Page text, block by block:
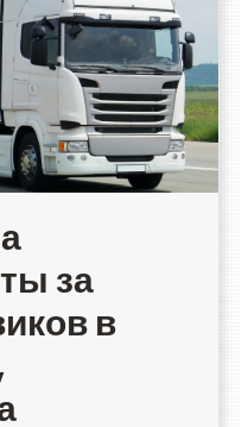
за
в